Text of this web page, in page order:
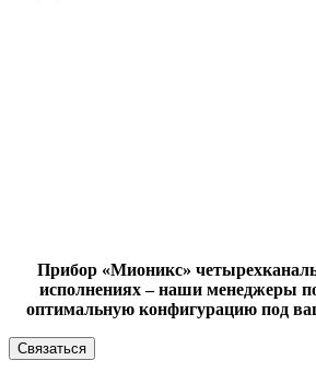
Прибор «Мионикс»
исполнениях – наши менеджеры
оптимальную конфигурацию под
Связаться